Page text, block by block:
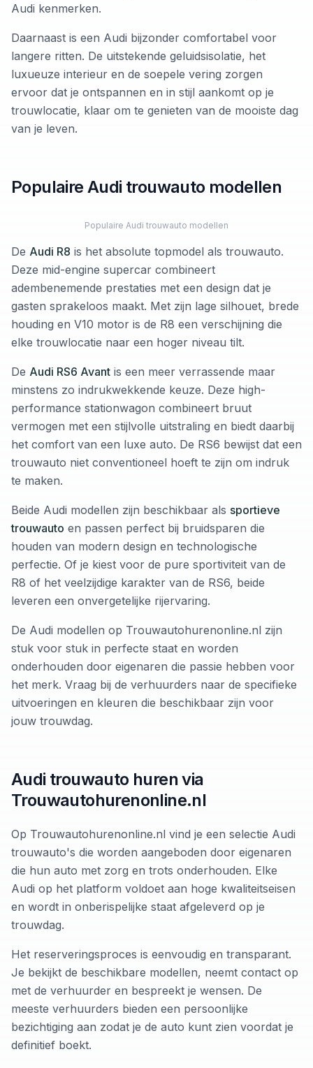
Audi kenmerken.
Daarnaast is een Audi bijzonder comfortabel voor
langere ritten. De uitstekende geluidsisolatie, het
luxueuze interieur en de soepele vering zorgen
ervoor dat je ontspannen en in stijl aankomt op je
trouwlocatie, klaar om te genieten van de mooiste dag
van je leven.
Populaire Audi trouwauto modellen
Populaire Audi trouwauto modellen
De Audi R8 is het absolute topmodel als trouwauto.
Deze mid-engine supercar combineert
adembenemende prestaties met een design dat je
gasten sprakeloos maakt. Met zijn lage silhouet, brede
houding en V10 motor is de R8 een verschijning die
elke trouwlocatie naar een hoger niveau tilt.
De Audi RS6 Avant is een meer verrassende maar
minstens zo indrukwekkende keuze. Deze high-
performance stationwagon combineert bruut
vermogen met een stijlvolle uitstraling en biedt daarbij
het comfort van een luxe auto. De RS6 bewijst dat een
trouwauto niet conventioneel hoeft te zijn om indruk
te maken.
Beide Audi modellen zijn beschikbaar als sportieve
trouwauto en passen perfect bij bruidsparen die
houden van modern design en technologische
perfectie. Of je kiest voor de pure sportiviteit van de
R8 of het veelzijdige karakter van de RS6, beide
leveren een onvergetelijke rijervaring.
De Audi modellen op Trouwautohurenonline.nl zijn
stuk voor stuk in perfecte staat en worden
onderhouden door eigenaren die passie hebben voor
het merk. Vraag bij de verhuurders naar de specifieke
uitvoeringen en kleuren die beschikbaar zijn voor
jouw trouwdag.
Audi trouwauto huren via
Trouwautohurenonline.nl
Op Trouwautohurenonline.nl vind je een selectie Audi
trouwauto's die worden aangeboden door eigenaren
die hun auto met zorg en trots onderhouden. Elke
Audi op het platform voldoet aan hoge kwaliteitseisen
en wordt in onberispelijke staat afgeleverd op je
trouwdag.
Het reserveringsproces is eenvoudig en transparant.
Je bekijkt de beschikbare modellen, neemt contact op
met de verhuurder en bespreekt je wensen. De
meeste verhuurders bieden een persoonlijke
bezichtiging aan zodat je de auto kunt zien voordat je
definitief boekt.